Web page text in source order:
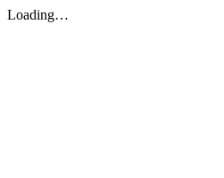
Loading…